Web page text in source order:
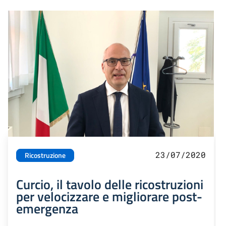
Ricostruzione 23/07/2020
Curcio, il tavolo delle ricostruzioni
per velocizzare e migliorare post-
emergenza